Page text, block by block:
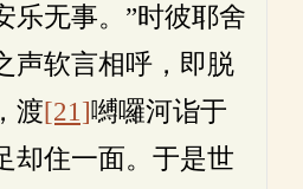
乐无事。”时彼耶舍
声软言相呼，即脱
渡[21]嚩囉河诣于
却住一面。于是世